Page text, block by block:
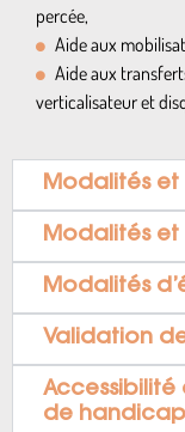
percée,
Aide aux
Aide aux
verticalisateur et
Modalités et
Modalités
Modalités
Validation
Accessibilité
de handicap